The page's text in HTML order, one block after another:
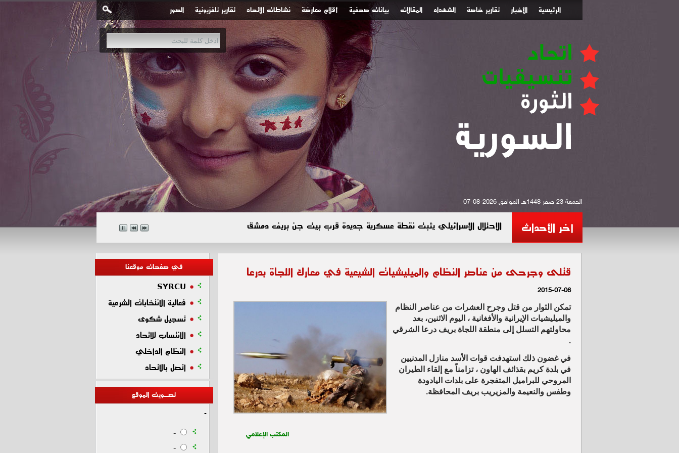
الرئيسية الأخبار تقارير خاصة الشهداء المقالات بيانات صحفية أقلام معارضة نشاطات الاتحاد تقارير تلفزيونية الصور
الجمعة 23 صفر 1448هـ الموافق 2026-08-07
آخر الأحداث الاحتلال الإسرائيلي يثبت نقطة عسكرية جديدة قرب بيت جن بريف دمشق
قتلى وجرحى من عناصر النظام والميليشيات الشيعية في معارك اللجاة بدرعا
2015-07-06
تمكن الثوار من قتل وجرح العشرات من عناصر النظام
والميليشيات الإيرانية والأفغانية ، اليوم الاثنين، بعد
محاولتهم التسلل إلى منطقة اللجاة بريف درعا الشرقي
.
في غضون ذلك استهدفت قوات الأسد منازل المدنيين
في بلدة كريم بقذائف الهاون ، تزامناً مع إلقاء الطيران
المروحي للبراميل المتفجرة على بلدات اليادودة
وطفس والنعيمة والمزيريب بريف المحافظة.
المكتب الإعلامي
في صفحات موقعنا
SYRCU
فعالية الانتخابات الشرعية
تسجيل شكوى
الانتساب للاتحاد
النظام الداخلي
اتصل بالاتحاد
تصـويت الموقع
-
-
-